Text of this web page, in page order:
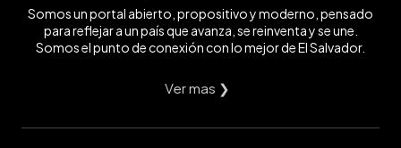
Somos un portal abierto, propositivo y moderno, pensado
para reflejar a un país que avanza, se reinventa y se une.
Somos el punto de conexión con lo mejor de El Salvador.
Ver mas ❯